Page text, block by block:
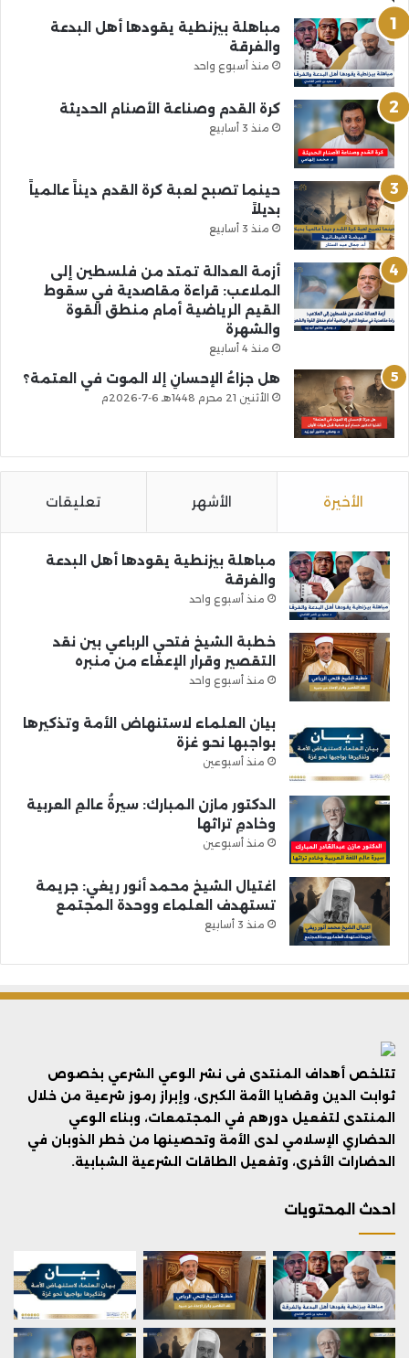
مباهلة بيزنطية يقودها أهل البدعة
والفرقة
منذ أسبوع واحد
كرة القدم وصناعة الأصنام الحديثة
منذ 3 أسابيع
حينما تصبح لعبة كرة القدم ديناً عالمياً
بديلاً
منذ 3 أسابيع
أزمة العدالة تمتد من فلسطين إلى
الملاعب: قراءة مقاصدية في سقوط
القيم الرياضية أمام منطق القوة
والشهرة
منذ 4 أسابيع
هل جزاءُ الإحسانِ إلا الموت في العتمة؟
الأثنين 21 محرم 1448هـ 6-7-2026م
الأخيرة الأشهر تعليقات
مباهلة بيزنطية يقودها أهل البدعة
والفرقة
منذ أسبوع واحد
خطبة الشيخ فتحي الرباعي بين نقد
التقصير وقرار الإعفاء من منبره
منذ أسبوع واحد
بيان العلماء لاستنهاض الأمة وتذكيرها
بواجبها نحو غزة
منذ أسبوعين
الدكتور مازن المبارك: سيرةُ عالمِ العربية
وخادمِ تراثها
منذ أسبوعين
اغتيال الشيخ محمد أنور ريغي: جريمة
تستهدف العلماء ووحدة المجتمع
منذ 3 أسابيع
تتلخص أهداف المنتدى فى نشر الوعي الشرعي بخصوص
ثوابت الدين وقضايا الأمة الكبرى، وإبراز رموز شرعية من خلال
المنتدى لتفعيل دورهم في المجتمعات، وبناء الوعي
الحضاري الإسلامي لدى الأمة وتحصينها من خطر الذوبان في
الحضارات الأخرى، وتفعيل الطاقات الشرعية الشبابية.
احدث المحتويات